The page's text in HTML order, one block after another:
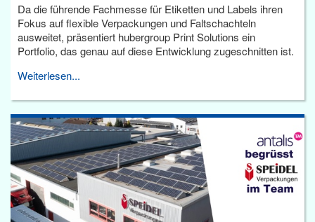
Da die führende Fachmesse für Etiketten und Labels ihren
Fokus auf flexible Verpackungen und Faltschachteln
ausweitet, präsentiert hubergroup Print Solutions ein
Portfolio, das genau auf diese Entwicklung zugeschnitten ist.
Weiterlesen...